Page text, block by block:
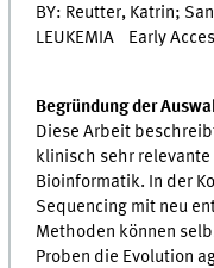
BY: Reutter, Katrin;
LEUKEMIA Early
Begründung der
Diese Arbeit
klinisch sehr
Bioinformatik. In der
Sequencing mit neu
Methoden können
Proben die Evolution